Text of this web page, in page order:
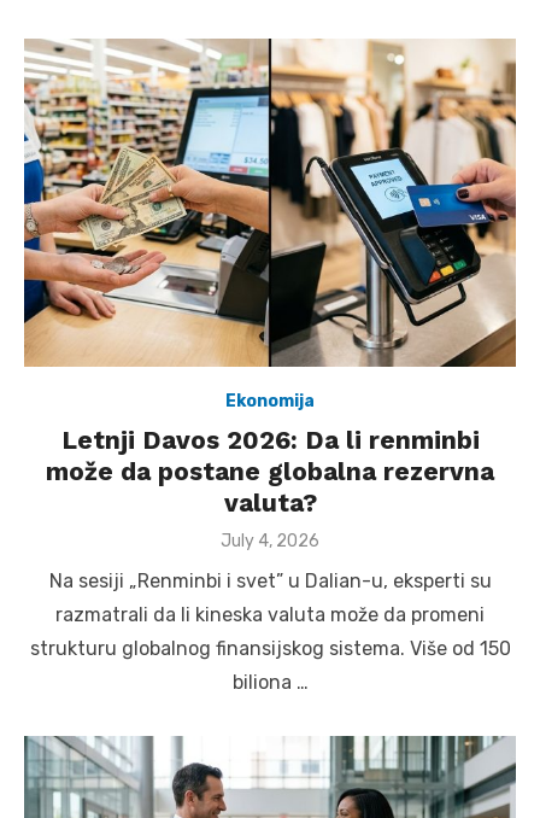
Ekonomija
Letnji Davos 2026: Da li renminbi
može da postane globalna rezervna
valuta?
Posted
July 4, 2026
Na sesiji „Renminbi i svet” u Dalian-u, eksperti su
razmatrali da li kineska valuta može da promeni
strukturu globalnog finansijskog sistema. Više od 150
biliona …